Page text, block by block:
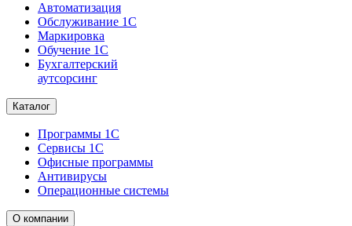
Автоматизация
Обслуживание 1С
Маркировка
Обучение 1С
Бухгалтерский
аутсорсинг
Каталог
Программы 1С
Сервисы 1С
Офисные программы
Антивирусы
Операционные системы
О компании